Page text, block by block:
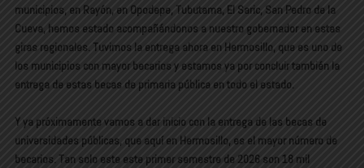
municipios, en Rayón, en Opodepe, Tubutama, El Saric, San Pedro de la
Cueva, hemos estado acompañándonos a nuestro gobernador en estas
giras regionales. Tuvimos la entrega ahora en Hermosillo, que es uno de
los municipios con mayor becarios y estamos ya por concluir también la
entrega de estas becas de primaria pública en todo el estado.
Y ya próximamente vamos a dar inicio con la entrega de las becas de
universidades públicas, que aquí en Hermosillo, es el mayor número de
becarios. Tan solo este este primer semestre de 2026 son 18 mil